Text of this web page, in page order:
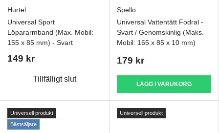
Hurtel
Universal Sport
Löpararmband (Max. Mobil:
155 x 85 mm) - Svart
149 kr
Tillfälligt slut
Spello
Universal Vattentätt Fodral -
Svart / Genomskinlig (Maks.
Mobil: 165 x 85 x 10 mm)
179 kr
LÄGG I VARUKORG
Universell produkt
Bästsäljare
Universell produkt